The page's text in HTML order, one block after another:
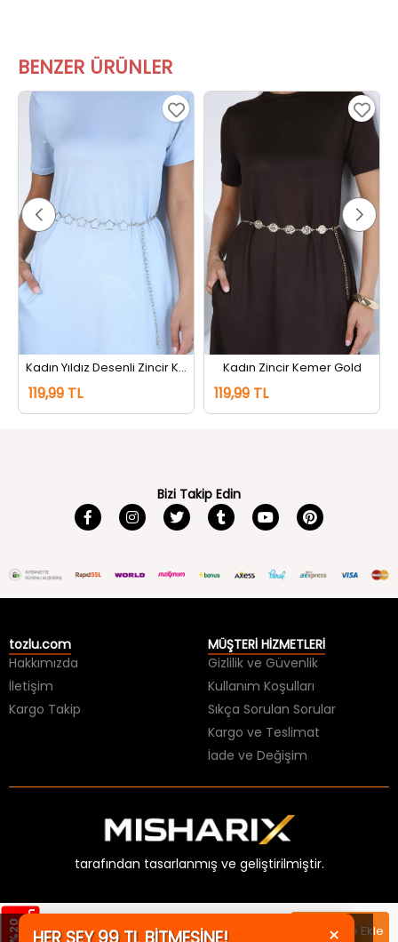
%
2
0
İ
n
d
i
r
im 99,99 TL Sepete Ekle
Kadın Yıldız Desenli Zincir Kemer Gümüş
119,99 TL
Kadın Zincir Kemer Gold
119,99 TL
Hakkımızda
İletişim
Kargo Takip
Gizlilik ve Güvenlik
Kullanım Koşulları
Sıkça Sorulan Sorular
Kargo ve Teslimat
İade ve Değişim
tarafından tasarlanmış ve geliştirilmiştir.
×
HER ŞEY 99 TL BİTMESİNE!
KAÇIRMA!